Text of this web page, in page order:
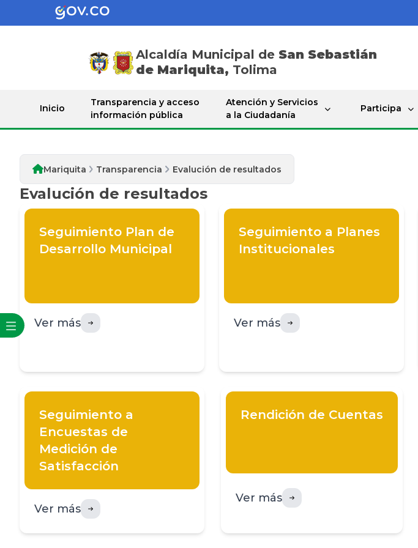
Alcaldía Municipal de San Sebastián
de Mariquita, Tolima
Inicio
Transparencia y acceso
información pública
Atención y Servicios
a la Ciudadanía
Participa
Transparencia
Mariquita Transparencia Evalución de resultados
Evalución de resultados
Seguimiento Plan de
Desarrollo Municipal
Ver más
Seguimiento a Planes
Institucionales
Ver más
Seguimiento a
Encuestas de
Medición de
Satisfacción
Ver más
Rendición de Cuentas
Ver más